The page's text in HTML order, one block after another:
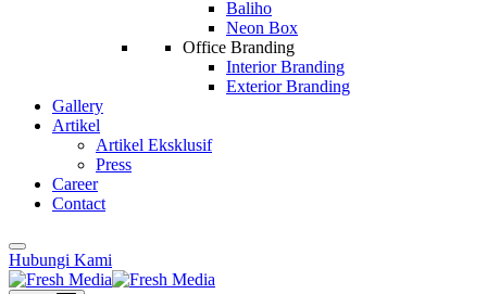
Baliho
Neon Box
Office Branding
Interior Branding
Exterior Branding
Gallery
Artikel
Artikel Eksklusif
Press
Career
Contact
Hubungi Kami